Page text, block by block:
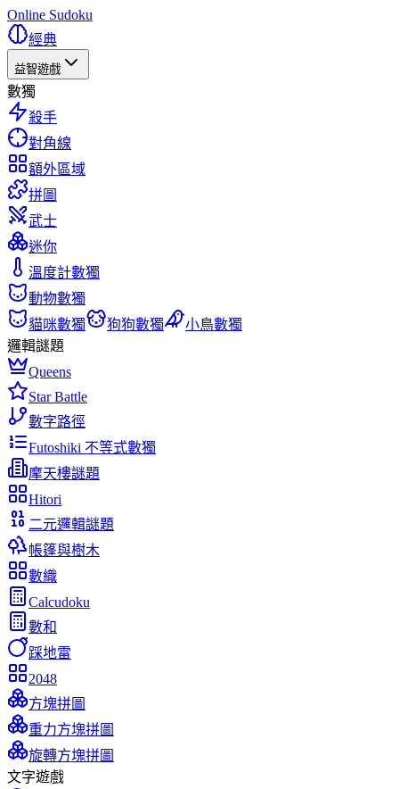
Online Sudoku
經典
益智遊戲
數獨
殺手
對角線
額外區域
拼圖
武士
迷你
溫度計數獨
動物數獨
貓咪數獨
狗狗數獨
小鳥數獨
邏輯謎題
Queens
Star Battle
數字路徑
Futoshiki 不等式數獨
摩天樓謎題
Hitori
二元邏輯謎題
帳篷與樹木
數織
Calcudoku
數和
踩地雷
2048
方塊拼圖
重力方塊拼圖
旋轉方塊拼圖
文字遊戲